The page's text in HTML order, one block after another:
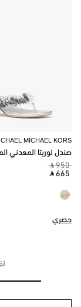
MICHAEL KORS
صندل لوريتا المعدني
‎ ⃁ 950 ‎
‎ ⃁ 665 ‎
حصري